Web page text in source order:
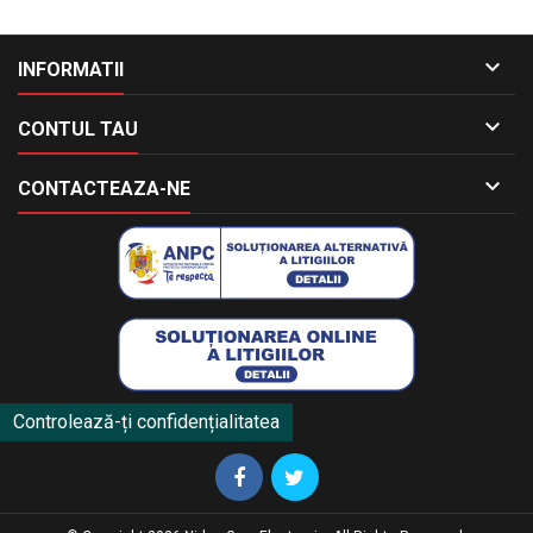
INFORMATII 
CONTUL TAU 
CONTACTEAZA-NE 
Controlează-ți confidențialitatea